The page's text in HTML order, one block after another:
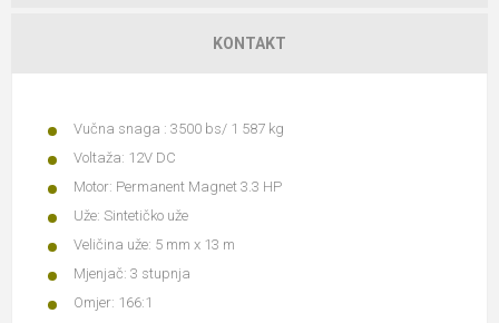
KONTAKT
Vučna snaga : 3500 bs/ 1 587 kg
Voltaža: 12V DC
Motor: Permanent Magnet 3.3 HP
Uže: Sintetičko uže
Veličina uže: 5 mm x 13 m
Mjenjač: 3 stupnja
Omjer: 166:1